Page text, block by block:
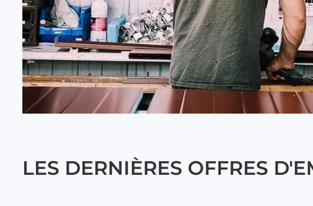
LES DERNIÈRES OFFRES